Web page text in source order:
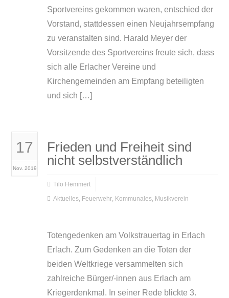
Sportvereins gekommen waren, entschied der
Vorstand, stattdessen einen Neujahrsempfang
zu veranstalten sind. Harald Meyer der
Vorsitzende des Sportvereins freute sich, dass
sich alle Erlacher Vereine und
Kirchengemeinden am Empfang beteiligten
und sich […]
17
Nov. 2019
Frieden und Freiheit sind
nicht selbstverständlich
Tilo Hemmert
Aktuelles, Feuerwehr, Kommunales, Musikverein
Totengedenken am Volkstrauertag in Erlach
Erlach. Zum Gedenken an die Toten der
beiden Weltkriege versammelten sich
zahlreiche Bürger/-innen aus Erlach am
Kriegerdenkmal. In seiner Rede blickte 3.